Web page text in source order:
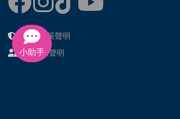
隱私權政策聲明
個資提供聲明
小助手